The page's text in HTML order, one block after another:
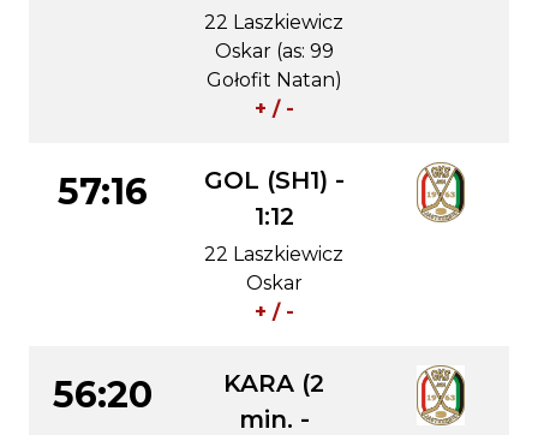
22 Laszkiewicz
Oskar (as: 99
Gołofit Natan)
+ / -
57:16
GOL (SH1) -
1:12
22 Laszkiewicz
Oskar
+ / -
56:20
KARA (2
min. -